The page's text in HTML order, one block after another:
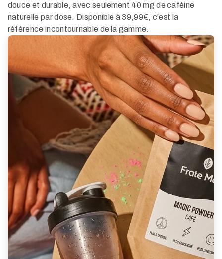
douce et durable, avec seulement 40 mg de caféine
naturelle par dose. Disponible à 39,99€, c'est la
référence incontournable de la gamme.